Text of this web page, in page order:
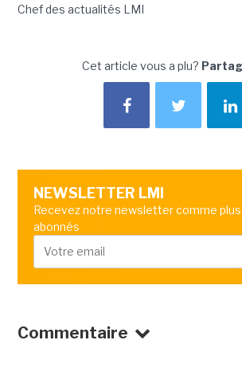
Chef des actualités LMI
Cet article vous a plu?
NEWSLETTER LMI
Recevez notre newsletter comme
abonnés
Commentaire